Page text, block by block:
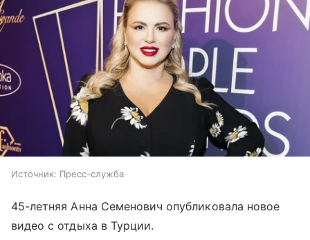
Источник: Пресс-служба
45-летняя Анна Семенович опубликовала новое
видео с отдыха в Турции.